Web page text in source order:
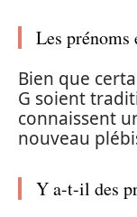
Les prénoms
Bien que
G soient
connaissent
nouveau
Y a-t-il des